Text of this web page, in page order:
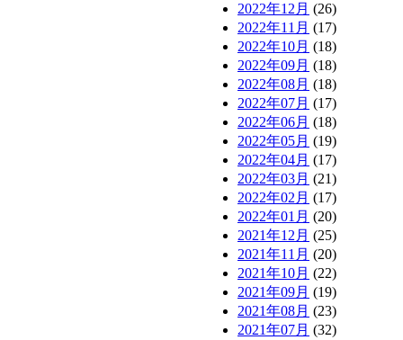
2022年12月 (26)
2022年11月 (17)
2022年10月 (18)
2022年09月 (18)
2022年08月 (18)
2022年07月 (17)
2022年06月 (18)
2022年05月 (19)
2022年04月 (17)
2022年03月 (21)
2022年02月 (17)
2022年01月 (20)
2021年12月 (25)
2021年11月 (20)
2021年10月 (22)
2021年09月 (19)
2021年08月 (23)
2021年07月 (32)